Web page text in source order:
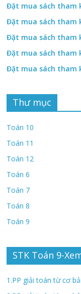
Đặt mua sách tham
Đặt mua sách tham
Đặt mua sách tham
Đặt mua sách tham
Đặt mua sách tham
Thư mục
Toán 10
Toán 11
Toán 12
Toán 6
Toán 7
Toán 8
Toán 9
STK Toán 9-
1.PP giải toán từ cơ